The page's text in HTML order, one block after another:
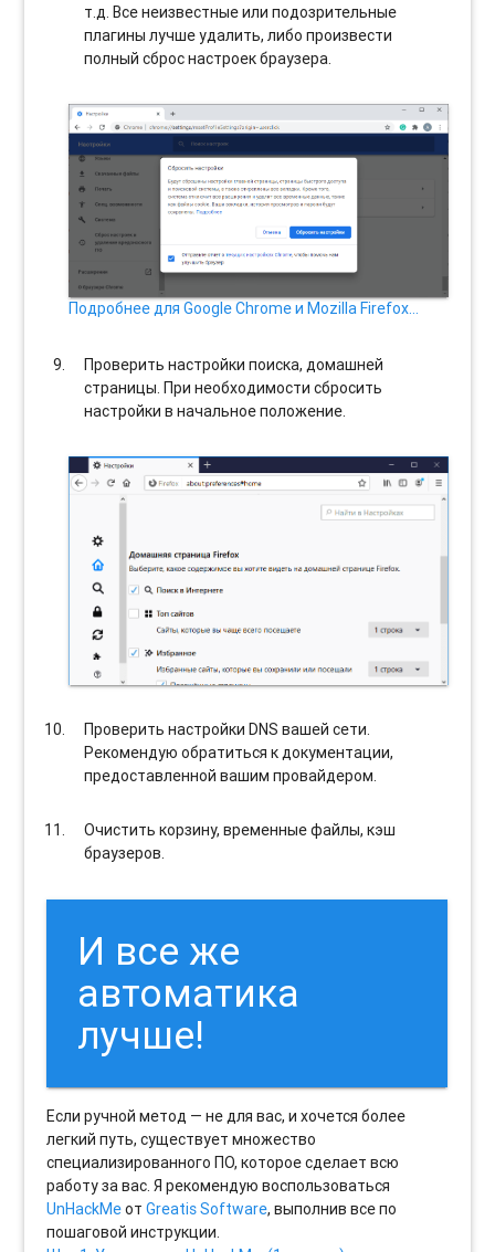
т.д. Все неизвестные или подозрительные
плагины лучше удалить, либо произвести
полный сброс настроек браузера.
Подробнее для Google Chrome и Mozilla Firefox…
Проверить настройки поиска, домашней
страницы. При необходимости сбросить
настройки в начальное положение.
Проверить настройки DNS вашей сети.
Рекомендую обратиться к документации,
предоставленной вашим провайдером.
Очистить корзину, временные файлы, кэш
браузеров.
И все же
автоматика
лучше!
Если ручной метод — не для вас, и хочется более
легкий путь, существует множество
специализированного ПО, которое сделает всю
работу за вас. Я рекомендую воспользоваться
UnHackMeотGreatis Software, выполнив все по
пошаговой инструкции.